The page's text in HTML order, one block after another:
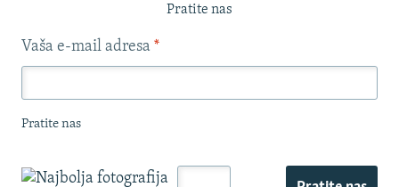
Pratite nas
Vaša e-mail adresa *
Pratite nas